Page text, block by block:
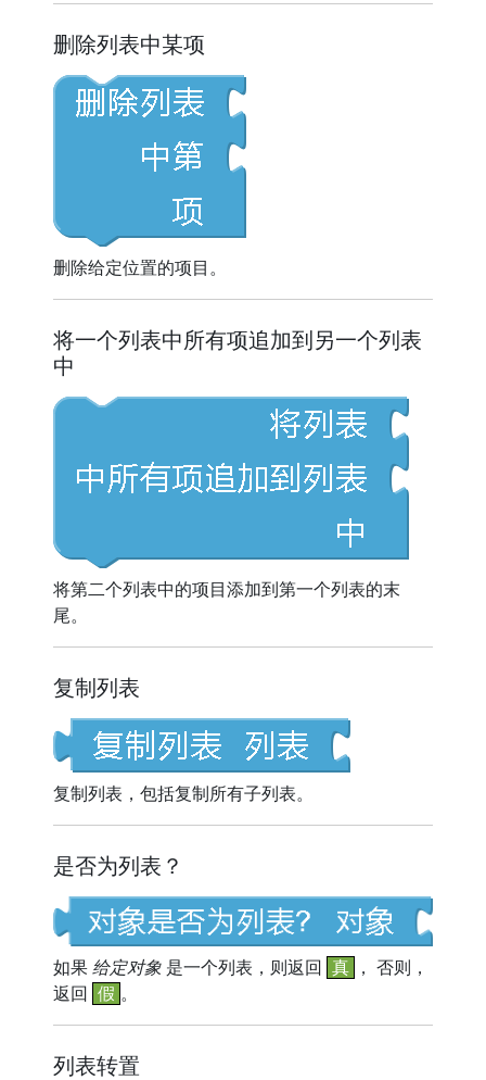
删除列表中某项
删除给定位置的项目。
将一个列表中所有项追加到另一个列表
中
将第二个列表中的项目添加到第一个列表的末
尾。
复制列表
复制列表，包括复制所有子列表。
是否为列表？
如果 给定对象是一个列表，则返回 真
， 否则，
返回 假 。
列表转置